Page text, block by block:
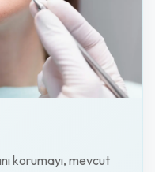
korumayı, mevcut